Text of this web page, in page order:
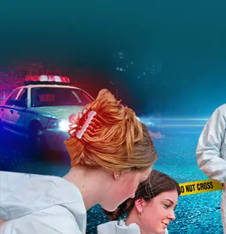
INT AT
ES
IT
NL
Tickets buchen